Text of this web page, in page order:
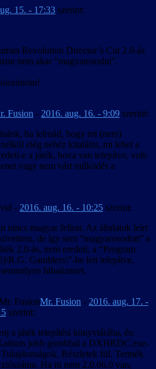
15. - 17:33 szerint:
Revolution Director’s Cut 2.0-ás
nem akar “magyarosodni”.
Fusion - 2016. aug. 16. - 9:09 szerint:
ha leírnád, hogy mi (nem)
elég nehéz kitalálni, mi lehet a
e a játék, hova van telepítve, volt-
vagy nem várt működés a
- 2016. aug. 16. - 10:25 szerint:
nincs magyar felirat. Az általatok leírt
de így sem “magyarosodott” a
2.0-ás, nem eredeti, a “Program
Gamblers\”-be lett telepítve,
hibaüzenet.
Mr. Fusion - 2016. aug. 17. -
szerint:
a játék telepítési könyvtárába, és:
jobb gombbal a DXHRDC.exe-
Tulajdonságok, Részletek fül, Termék
Ha itt nem 2.0.66.0 van,